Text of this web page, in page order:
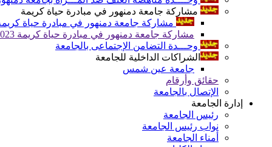
مشاركة جامعة دمنهور في مبادرة حياة كريمة
مشاركة جامعة دمنهور في مبادرة حياة كريمة
مشاركة جامعة دمنهور في مبادرة حياة كريمة 2023
وحـــدة التضامن الإجتماعى بالجامعة
الشراكات الداخلية للجامعة
جامعة عين شمس
حقائق وأرقام
الإتصال بالجامعة
إدارة الجامعة
رئيس الجامعة
نواب رئيس الجامعة
أمناء الجامعة